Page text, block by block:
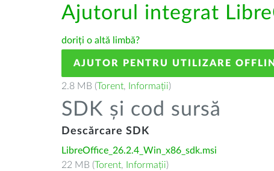
Ajutorul integrat
doriți o altă limbă?
AJUTOR PENTRU UTILIZARE
2.8 MB (Torent, Informații)
SDK și cod sursă
Descărcare SDK
LibreOffice_26.2.4_Win_x86_sdk.msi
22 MB (Torent, Informații)